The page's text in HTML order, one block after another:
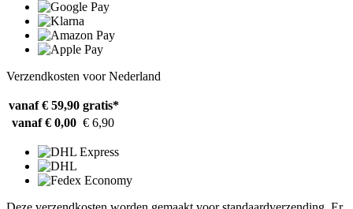
Verzendkosten voor Nederland
vanaf € 59,90 gratis*
vanaf € 0,00 € 6,90